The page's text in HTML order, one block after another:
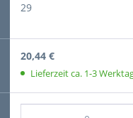
29
20,44 €
Lieferzeit ca. 1-3